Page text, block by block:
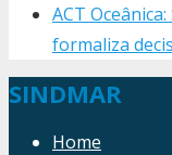
ACT
formaliza
SINDMAR
Home